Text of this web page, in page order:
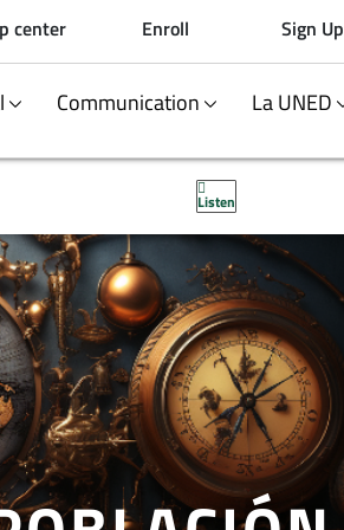
center Enroll Sign Up
Communication La UNED
Listen